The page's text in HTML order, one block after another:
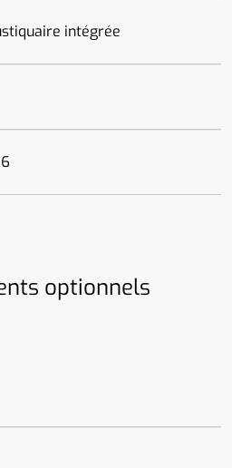
intégrée
optionnels